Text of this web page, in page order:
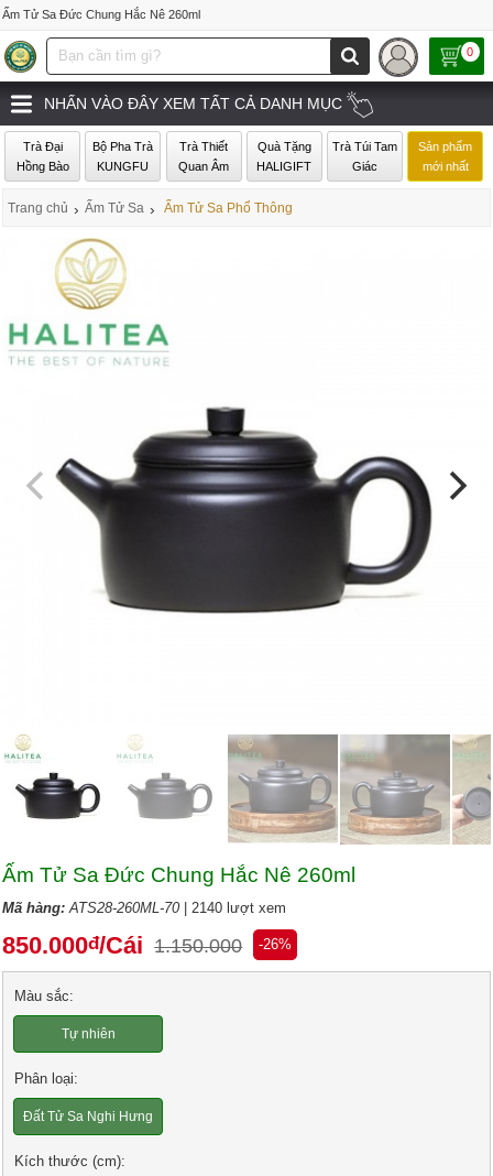
Ấm Tử Sa Đức Chung Hắc Nê 260ml
0
NHẤN VÀO ĐÂY XEM TẤT CẢ DANH MỤC
Trà Đại
Hồng Bào
Bộ Pha Trà
KUNGFU
Trà Thiết
Quan Âm
Quà Tặng
HALIGIFT
Trà Túi Tam
Giác
Sản phẩm
mới nhất
Trang chủ › Ấm Tử Sa › Ấm Tử Sa Phổ Thông
Ấm Tử Sa Đức Chung Hắc Nê 260ml
Mã hàng:ATS28-260ML-70 | 2140 lượt xem
850.000đ/Cái 1.150.000 -26%
Màu sắc:
Tự nhiên
Phân loại:
Đất Tử Sa Nghi Hưng
Kích thước (cm):